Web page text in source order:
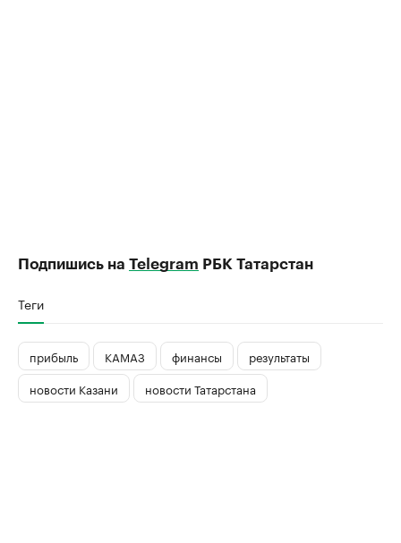
Подпишись на Telegram РБК Татарстан
Теги
прибыль КАМАЗ финансы
результаты
новости Казани
новости Татарстана